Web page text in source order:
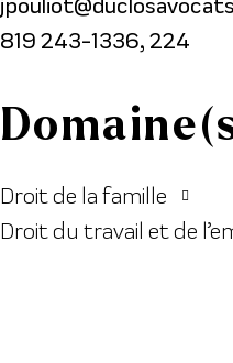
819 243-1336, 224
Droit de la famille
Droit du travail et de